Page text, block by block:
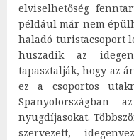
elviselhetőség
például már nem
haladó turistacsoport
huszadik az
tapasztalják, hogy az
ez a csoportos
Spanyolországban
nyugdíjasokat.
szervezett,